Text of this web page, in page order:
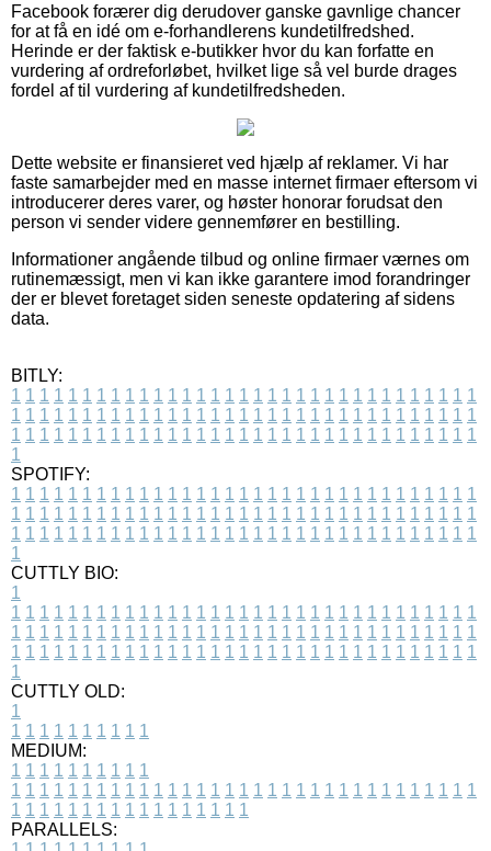
Facebook forærer dig derudover ganske gavnlige chancer
for at få en idé om e-forhandlerens kundetilfredshed.
Herinde er der faktisk e-butikker hvor du kan forfatte en
vurdering af ordreforløbet, hvilket lige så vel burde drages
fordel af til vurdering af kundetilfredsheden.
Dette website er finansieret ved hjælp af reklamer. Vi har
faste samarbejder med en masse internet firmaer eftersom vi
introducerer deres varer, og høster honorar forudsat den
person vi sender videre gennemfører en bestilling.
Informationer angående tilbud og online firmaer værnes om
rutinemæssigt, men vi kan ikke garantere imod forandringer
der er blevet foretaget siden seneste opdatering af sidens
data.
BITLY:
1 1 1 1 1 1 1 1 1 1 1 1 1 1 1 1 1 1 1 1 1 1 1 1 1 1 1 1 1 1 1 1 1
1 1 1 1 1 1 1 1 1 1 1 1 1 1 1 1 1 1 1 1 1 1 1 1 1 1 1 1 1 1 1 1 1
1 1 1 1 1 1 1 1 1 1 1 1 1 1 1 1 1 1 1 1 1 1 1 1 1 1 1 1 1 1 1 1 1
1
SPOTIFY:
1 1 1 1 1 1 1 1 1 1 1 1 1 1 1 1 1 1 1 1 1 1 1 1 1 1 1 1 1 1 1 1 1
1 1 1 1 1 1 1 1 1 1 1 1 1 1 1 1 1 1 1 1 1 1 1 1 1 1 1 1 1 1 1 1 1
1 1 1 1 1 1 1 1 1 1 1 1 1 1 1 1 1 1 1 1 1 1 1 1 1 1 1 1 1 1 1 1 1
1
CUTTLY BIO:
1
1 1 1 1 1 1 1 1 1 1 1 1 1 1 1 1 1 1 1 1 1 1 1 1 1 1 1 1 1 1 1 1 1
1 1 1 1 1 1 1 1 1 1 1 1 1 1 1 1 1 1 1 1 1 1 1 1 1 1 1 1 1 1 1 1 1
1 1 1 1 1 1 1 1 1 1 1 1 1 1 1 1 1 1 1 1 1 1 1 1 1 1 1 1 1 1 1 1 1
1
CUTTLY OLD:
1
1 1 1 1 1 1 1 1 1 1
MEDIUM:
1 1 1 1 1 1 1 1 1 1
1 1 1 1 1 1 1 1 1 1 1 1 1 1 1 1 1 1 1 1 1 1 1 1 1 1 1 1 1 1 1 1 1
1 1 1 1 1 1 1 1 1 1 1 1 1 1 1 1 1
PARALLELS: